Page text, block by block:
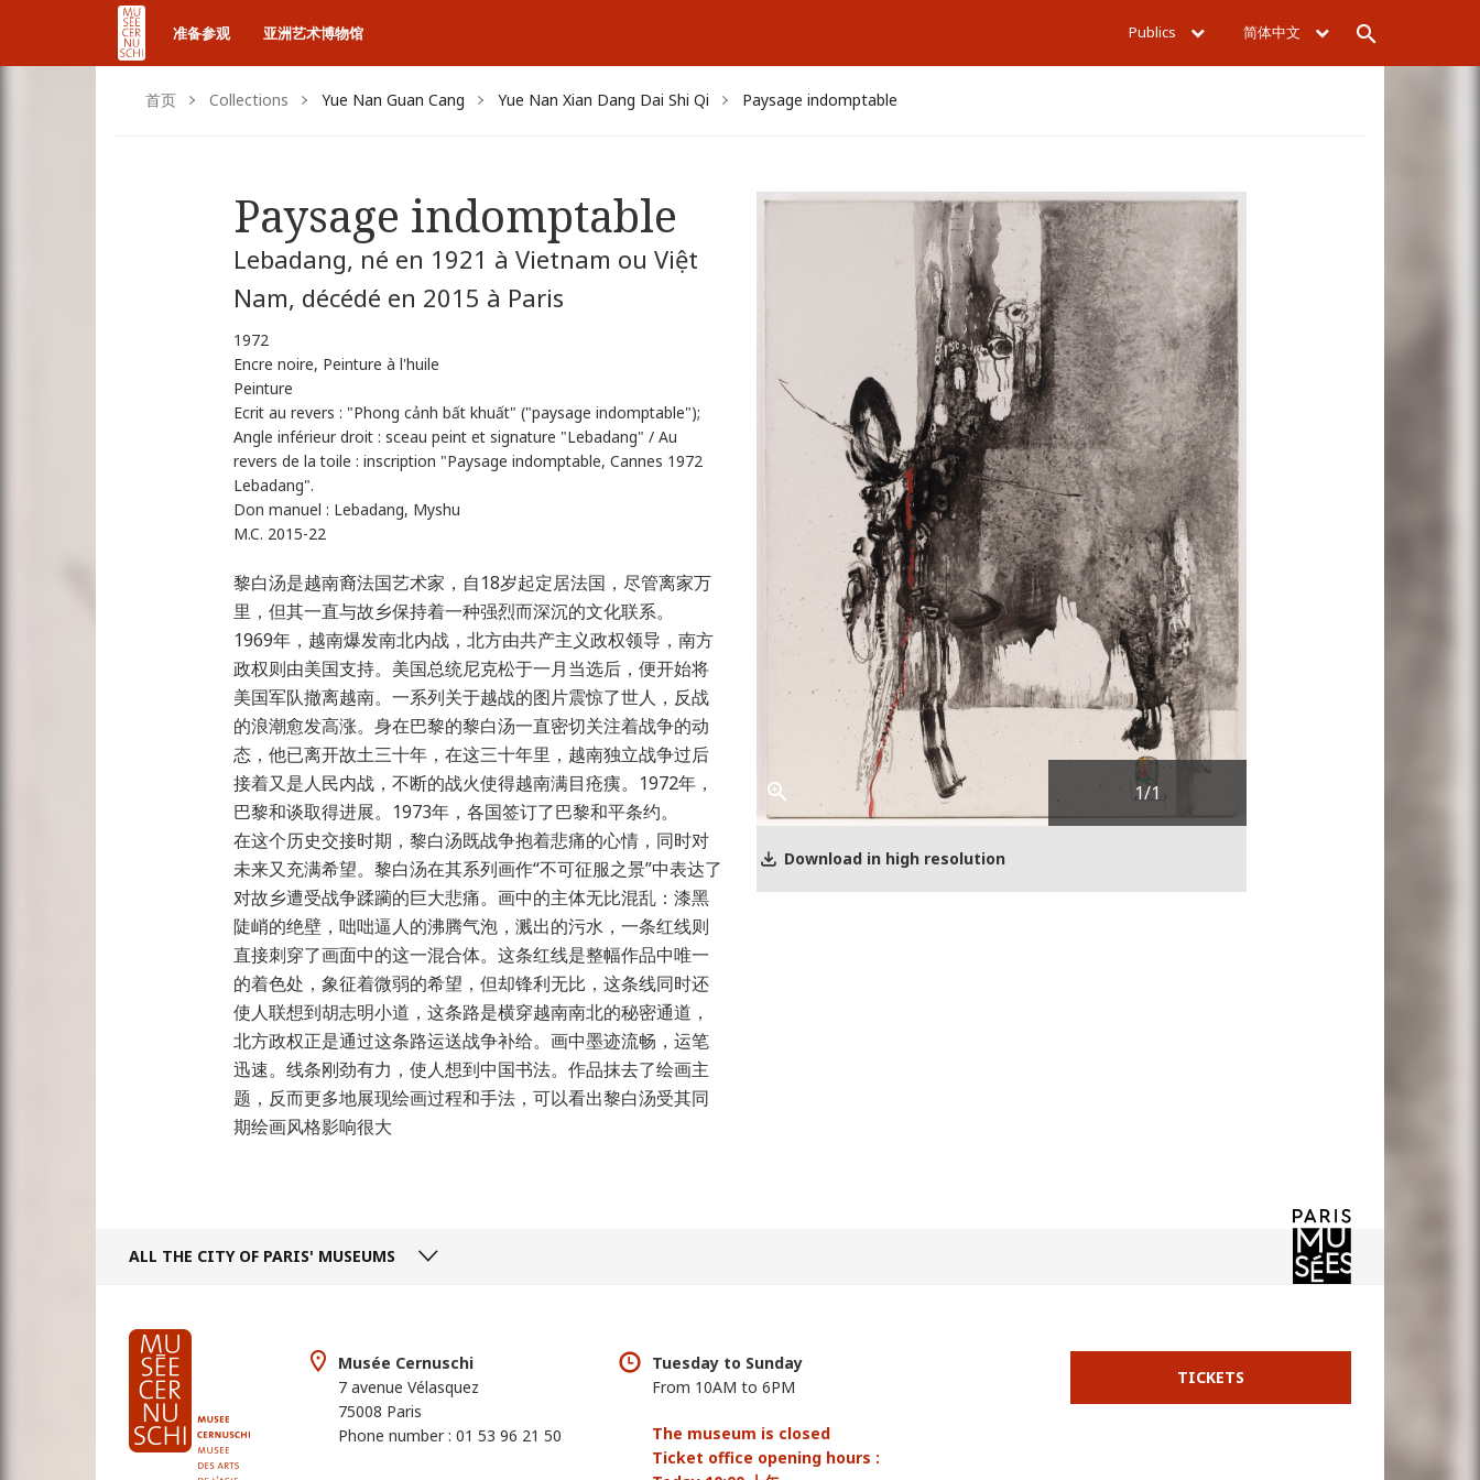
准备参观 亚洲艺术博物馆 Publics 简体中文 Rechercher
首页 Collections Yue Nan Guan Cang Yue Nan Xian Dang Dai Shi Qi Paysage indomptable
Paysage indomptable
Lebadang, né en 1921 à Vietnam ou Việt
Nam, décédé en 2015 à Paris
1972
Encre noire, Peinture à l'huile
Peinture
Ecrit au revers : "Phong cảnh bất khuất" ("paysage indomptable");
Angle inférieur droit : sceau peint et signature "Lebadang" / Au
revers de la toile : inscription "Paysage indomptable, Cannes 1972
Lebadang".
Don manuel : Lebadang, Myshu
M.C. 2015-22
黎白汤是越南裔法国艺术家，自18岁起定居法国，尽管离家万
里，但其一直与故乡保持着一种强烈而深沉的文化联系。
1969年，越南爆发南北内战，北方由共产主义政权领导，南方
政权则由美国支持。美国总统尼克松于一月当选后，便开始将
美国军队撤离越南。一系列关于越战的图片震惊了世人，反战
的浪潮愈发高涨。身在巴黎的黎白汤一直密切关注着战争的动
态，他已离开故土三十年，在这三十年里，越南独立战争过后
接着又是人民内战，不断的战火使得越南满目疮痍。1972年，
巴黎和谈取得进展。1973年，各国签订了巴黎和平条约。
在这个历史交接时期，黎白汤既战争抱着悲痛的心情，同时对
未来又充满希望。黎白汤在其系列画作“不可征服之景”中表达了
对故乡遭受战争蹂躏的巨大悲痛。画中的主体无比混乱：漆黑
陡峭的绝壁，咄咄逼人的沸腾气泡，溅出的污水，一条红线则
直接刺穿了画面中的这一混合体。这条红线是整幅作品中唯一
的着色处，象征着微弱的希望，但却锋利无比，这条线同时还
使人联想到胡志明小道，这条路是横穿越南南北的秘密通道，
北方政权正是通过这条路运送战争补给。画中墨迹流畅，运笔
迅速。线条刚劲有力，使人想到中国书法。作品抹去了绘画主
题，反而更多地展现绘画过程和手法，可以看出黎白汤受其同
期绘画风格影响很大
Download in high resolution
1/1
ALL THE CITY OF PARIS' MUSEUMS
Musée Cernuschi
7 avenue Vélasquez
75008 Paris
Phone number : 01 53 96 21 50
Tuesday to Sunday
From 10AM to 6PM
The museum is closed
Ticket office opening hours :
TICKETS